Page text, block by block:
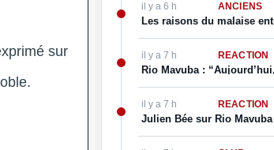
sur
il y a 6 h ANCIENS
Les raisons du malaise
il y a 7 h RÉACTION
Rio Mavuba :
il y a 7 h RÉACTION
Julien Bée sur Rio